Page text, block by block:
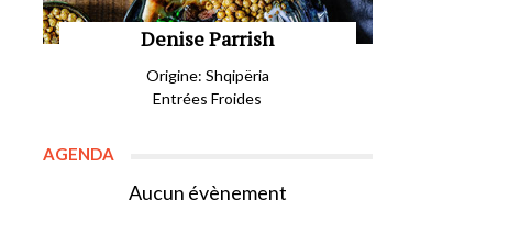
Denise Parrish
Origine: Shqipëria
Entrées Froides
AGENDA
Aucun évènement